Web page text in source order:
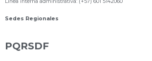
Sedes Regionales
PQRSDF